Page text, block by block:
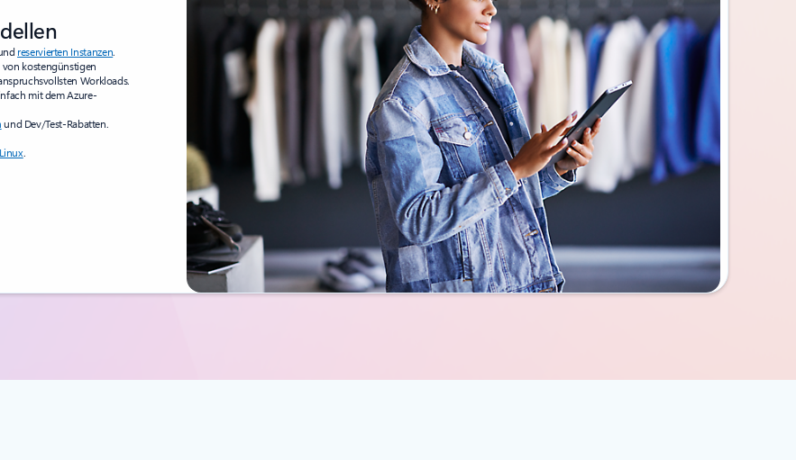
reservierten Instanzen.
von kostengünstigen
Workloads.
mit dem Azure-
und Dev/Test-Rabatten.
Linux.